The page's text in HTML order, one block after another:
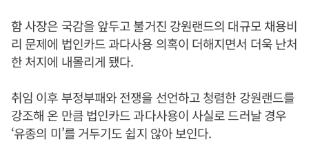
함 사장은 국감을 앞두고 불거진 강원랜드의 대규모 채용비
리 문제에 법인카드 과다사용 의혹이 더해지면서 더욱 난처
한 처지에 내몰리게 됐다.
취임 이후 부정부패와 전쟁을 선언하고 청렴한 강원랜드를
강조해 온 만큼 법인카드 과다사용이 사실로 드러날 경우
‘유종의 미’를 거두기도 쉽지 않아 보인다.